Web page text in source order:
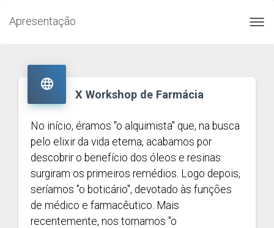
Apresentação

X Workshop de Farmácia
No início, éramos "o alquimista" que, na busca
pelo elixir da vida eterna, acabamos por
descobrir o benefício dos óleos e resinas:
surgiram os primeiros remédios. Logo depois,
seríamos "o boticário", devotado às funções
de médico e farmacêutico. Mais
recentemente, nos tornamos "o